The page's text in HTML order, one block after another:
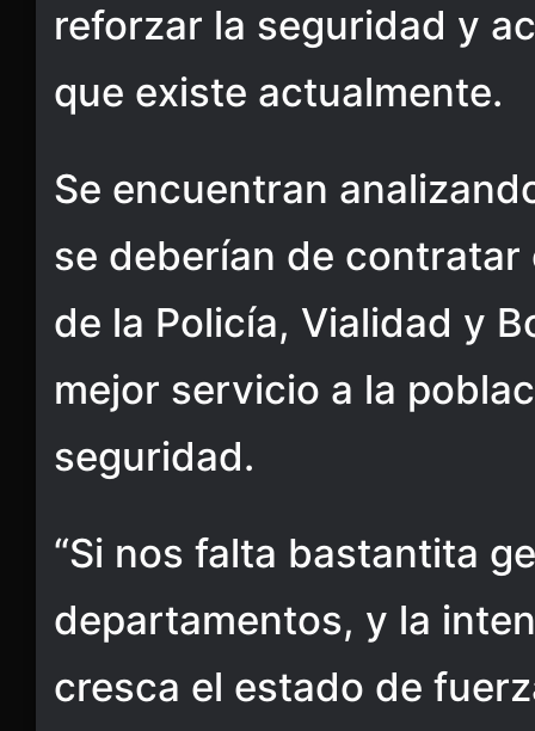
reforzar la seguridad y
que existe actualmente.
Se encuentran
se deberían de
de la Policía, Vialidad y
mejor servicio a la
seguridad.
“Si nos falta bastantita
departamentos, y la
cresca el estado de